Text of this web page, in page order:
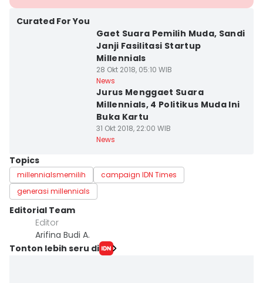
Curated For You
Gaet Suara Pemilih Muda, Sandi
Janji Fasilitasi Startup
Millennials
28 Okt 2018, 05:10 WIB
News
Jurus Menggaet Suara
Millennials, 4 Politikus Muda Ini
Buka Kartu
31 Okt 2018, 22:00 WIB
News
Topics
millennialsmemilih
campaign IDN Times
generasi millennials
Editorial Team
Editor
Arifina Budi A.
Tonton lebih seru di